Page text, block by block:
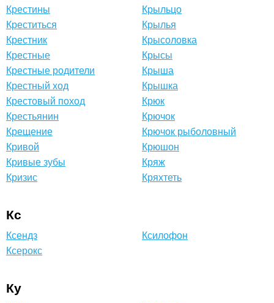
Крестины
Креститься
Крестник
Крестные
Крестные родители
Крестный ход
Крестовый поход
Крестьянин
Крещение
Кривой
Кривые зубы
Кризис
Крыльцо
Крылья
Крысоловка
Крысы
Крыша
Крышка
Крюк
Крючок
Крючок рыболовный
Крюшон
Кряж
Кряхтеть
Кс
Ксендз
Ксерокс
Ксилофон
Ку